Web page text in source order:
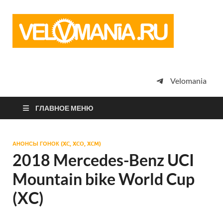
просто
Velomania
ГЛАВНОЕ МЕНЮ
АНОНСЫ ГОНОК (XC, XCO, XCM)
2018 Mercedes-Benz UCI
Mountain bike World Cup
(XC)